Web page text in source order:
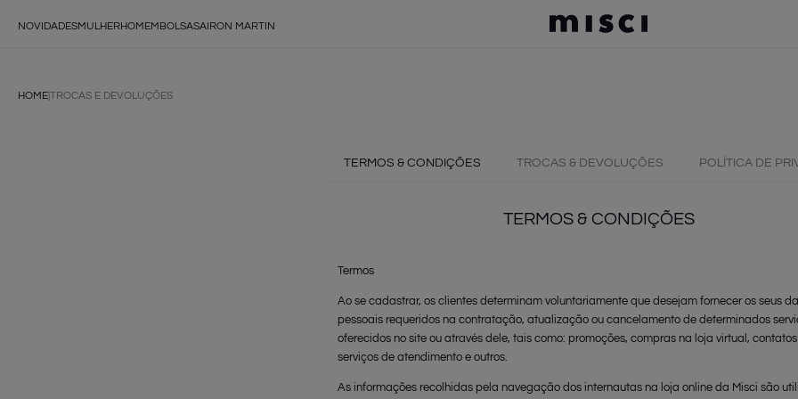
NOVIDADESMULHERHOMEMBOLSASAIRON MARTIN
HOMETROCAS E DEVOLUÇÕES
TERMOS & CONDIÇÕES TROCAS & DEVOLUÇÕES POLÍTICA DE
TERMOS & CONDIÇÕES
Termos
Ao se cadastrar, os clientes determinam voluntariamente que desejam fornecer os seus
pessoais requeridos na contratação, atualização ou cancelamento de determinados
oferecidos no site ou através dele, tais como: promoções, compras na loja virtual,
serviços de atendimento e outros.
As informações recolhidas pela navegação dos internautas na loja online da Misci são
TERMOS MAIS BUSCADOS
camiseta
betty